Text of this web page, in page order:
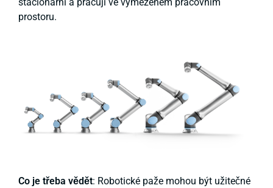
prostoru.
Co je třeba vědět: Robotické paže mohou být užitečné